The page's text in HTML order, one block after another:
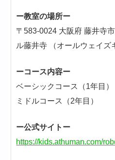
ー教室の場所ー
〒583-0024 大阪府 藤井寺
ル藤井寺 （オールウェイズ
ーコース内容ー
ベーシックコース（1年目）
ミドルコース（2年目）
ー公式サイトー
https://kids.athuman.com/